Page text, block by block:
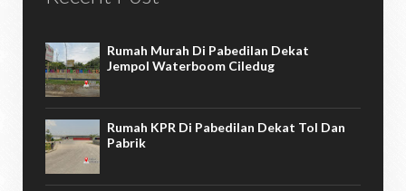
Rumah Murah Di Pabedilan Dekat
Jempol Waterboom Ciledug
Rumah KPR Di Pabedilan Dekat Tol Dan
Pabrik